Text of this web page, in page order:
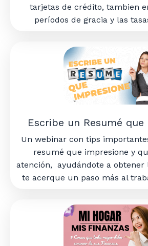
tarjetas de crédito, tambien
períodos de gracia y las
Escribe un Resumé
Un webinar con tips
resumé que impresione y
atención, ayudándote a obtener
te acerque un paso más al